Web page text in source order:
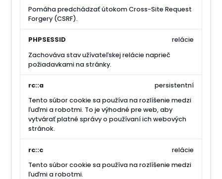
Pomáha predchádzať útokom Cross-Site Request
Forgery (CSRF).
PHPSESSID
Zachováva stav užívateľskej relácie naprieč
požiadavkami na stránky.
relácie
rc::a
Tento súbor cookie sa používa na rozlíšenie medzi
ľuďmi a robotmi. To je výhodné pre web, aby
vytvárať platné správy o používaní ich webových
stránok.
persistentní
rc::c
Tento súbor cookie sa používa na rozlíšenie medzi
ľuďmi a robotmi.
relácie